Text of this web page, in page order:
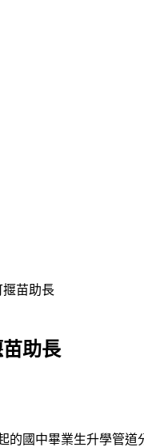
揠苗助長
助長
的國中畢業生升學管